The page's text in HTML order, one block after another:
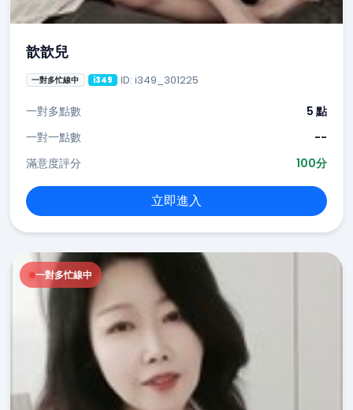
歆歆兒
一對多忙線中 i349 ID: i349_301225
一對多點數
5 點
一對一點數
--
滿意度評分
100分
立即進入
一對多忙線中